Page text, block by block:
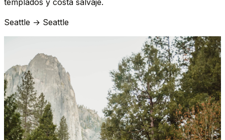
templados y costa salvaje.
Seattle → Seattle